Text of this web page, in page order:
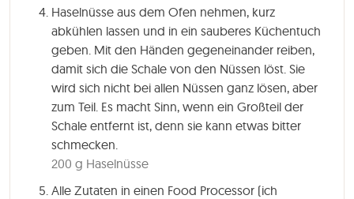
Haselnüsse aus dem Ofen nehmen, kurz
abkühlen lassen und in ein sauberes Küchentuch
geben. Mit den Händen gegeneinander reiben,
damit sich die Schale von den Nüssen löst. Sie
wird sich nicht bei allen Nüssen ganz lösen, aber
zum Teil. Es macht Sinn, wenn ein Großteil der
Schale entfernt ist, denn sie kann etwas bitter
schmecken.
200 g Haselnüsse
Alle Zutaten in einen Food Processor (ich